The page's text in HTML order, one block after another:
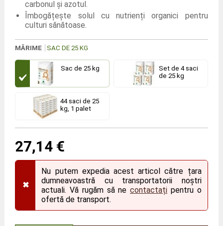
carbonul și azotul.
Îmbogățește solul cu nutrienți organici pentru
culturi sănătoase.
MĂRIME SAC DE 25 KG
Sac de 25 kg
Set de 4 saci
de 25 kg
44 saci de 25
kg, 1 palet
27,14 €
✖
Nu putem expedia acest articol către țara
dumneavoastră cu transportatorii noștri
actuali. Vă rugăm să necontactați pentru o
ofertă de transport.